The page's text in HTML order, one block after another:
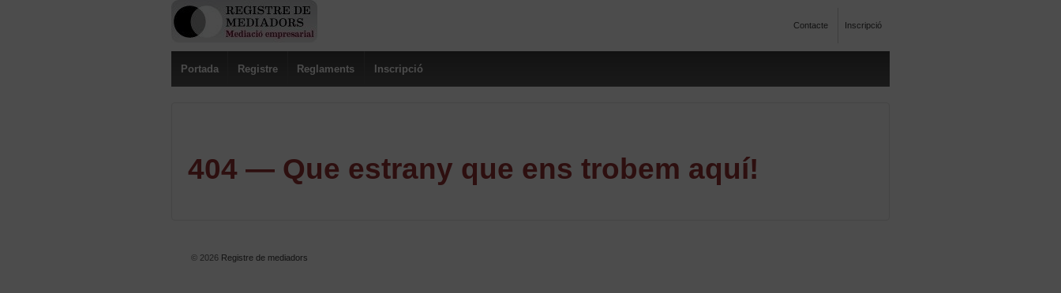
Contacte Inscripció
Portada Registre Reglaments Inscripció
404 — Que estrany que ens trobem aquí!
© 2026 Registre de mediadors